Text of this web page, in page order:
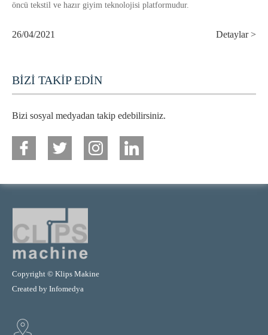
öncü tekstil ve hazır giyim teknolojisi platformudur.
26/04/2021 Detaylar >
BİZİ TAKİP EDİN
Bizi sosyal medyadan takip edebilirsiniz.
Copyright © Klips Makine
Created by Infomedya